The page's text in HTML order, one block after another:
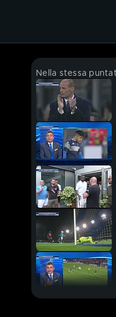
Nella stessa